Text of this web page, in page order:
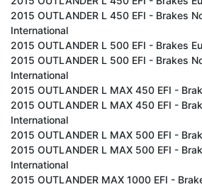
2015 OUTLANDER L 450 EFI - Brakes
International
2015 OUTLANDER L 500 EFI - Brakes
2015 OUTLANDER L 500 EFI - Brakes
International
2015 OUTLANDER L MAX 450 EFI -
2015 OUTLANDER L MAX 450 EFI -
International
2015 OUTLANDER L MAX 500 EFI -
2015 OUTLANDER L MAX 500 EFI -
International
2015 OUTLANDER MAX 1000 EFI -